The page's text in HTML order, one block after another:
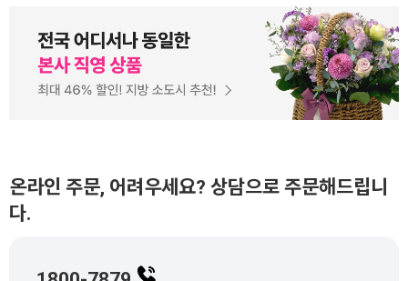
온라인 주문, 어려우세요? 상담으로 주문해드립니
다.